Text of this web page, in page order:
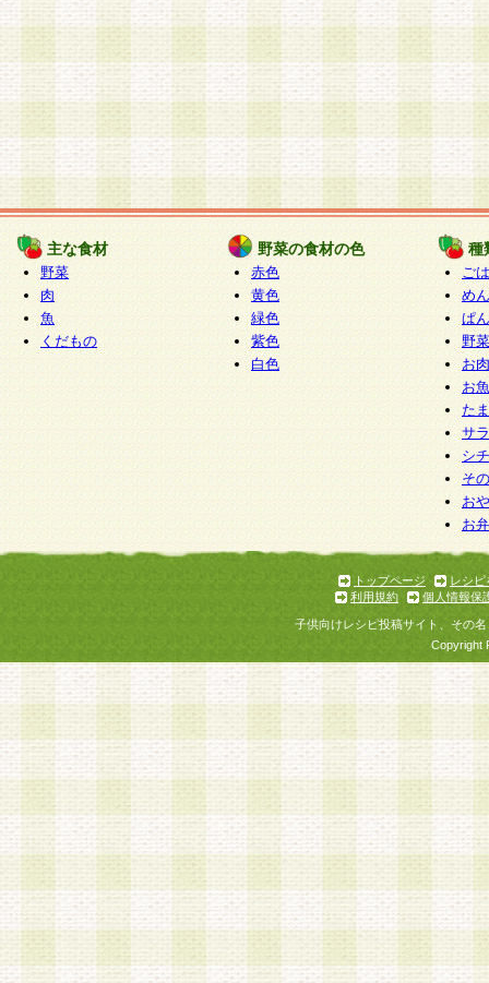
主な食材
野菜
肉
魚
くだもの
野菜の食材の色
赤色
黄色
緑色
紫色
白色
種
ご
めん
ぱん
野
お
お
た
サ
シ
そ
お
お
トップページ
レシピ
利用規約
個人情報保
子供向けレシピ投稿サイト、その
Copyright